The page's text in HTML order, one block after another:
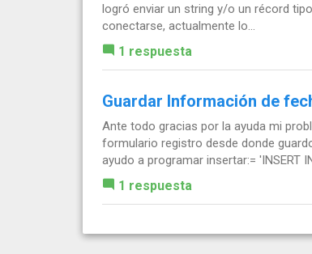
logró enviar un string y/o un récord
conectarse, actualmente lo...
1 respuesta
Guardar Información de
Ante todo gracias por la ayuda mi
formulario registro desde donde
ayudo a programar insertar:= 'INSERT
1 respuesta